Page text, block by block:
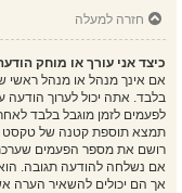
חזרה למעלה
כיצד אני עורך או מוחק
אם אינך מנהל או מנהל ראשי
בלבד. אתה יכול לערוך הודעה
לפעמים לזמן מוגבל בלבד
תמצא תוספת קטנה של טקסט
רושם את מספר הפעמים
אם נשלחה להודעה תגובה.
אך הם יכולים להשאיר הערה